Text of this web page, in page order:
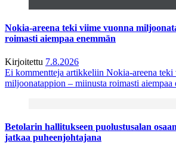
Nokia-areena teki viime vuonna
roimasti aiempaa enemmän
Kirjoitettu 7.8.2026
Ei kommentteja artikkeliin Nokia-areena teki
miljoonatappion – miinusta roimasti aiempaa
Betolarin hallitukseen puolustusalan
jatkaa puheenjohtajana